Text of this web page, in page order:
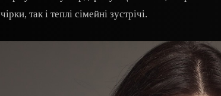
так і теплі сімейні зустрічі.